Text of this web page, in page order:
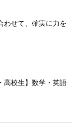
わせて、確実に力を
高校生】数学・英語